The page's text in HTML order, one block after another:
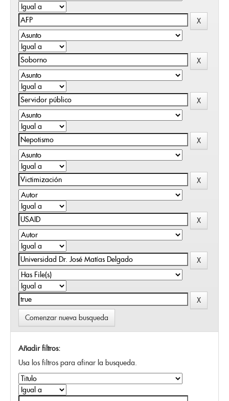
Comenzar nueva busqueda
Añadir filtros:
Usa los filtros para afinar la busqueda.